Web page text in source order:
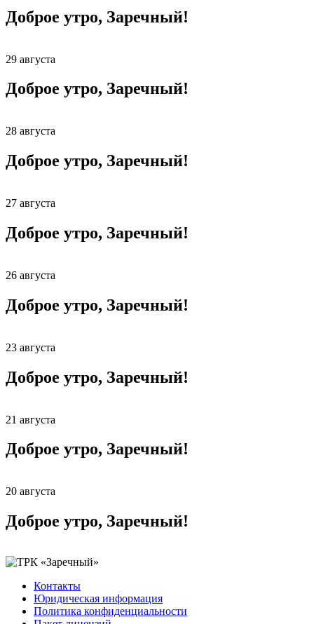
Доброе утро, Заречный!
29 августа
Доброе утро, Заречный!
28 августа
Доброе утро, Заречный!
27 августа
Доброе утро, Заречный!
26 августа
Доброе утро, Заречный!
23 августа
Доброе утро, Заречный!
21 августа
Доброе утро, Заречный!
20 августа
Доброе утро, Заречный!
Контакты
Юридическая информация
Политика конфиденциальности